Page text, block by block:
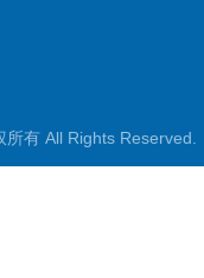
所有 All Rights